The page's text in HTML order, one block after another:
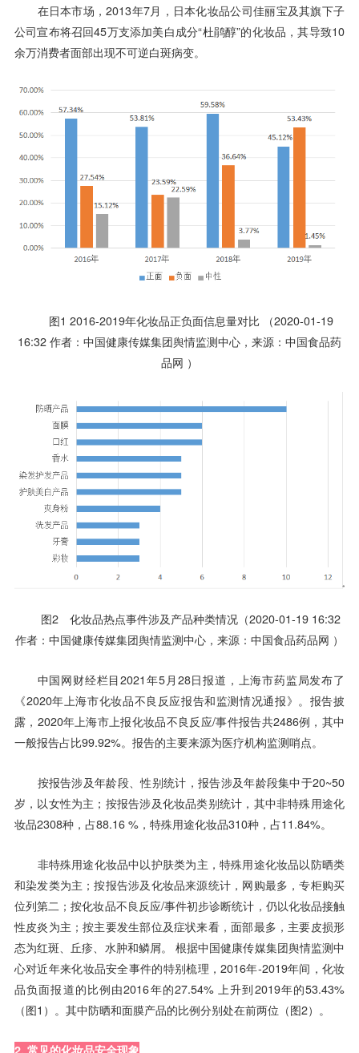
在日本市场，2013年7月，日本化妆品公司佳丽宝及其旗下子
公司宣布将召回45万支添加美白成分“杜鹃醇”的化妆品，其导致10
余万消费者面部出现不可逆白斑病变。
图1 2016-2019年化妆品正负面信息量对比 （2020-01-19
16:32 作者：中国健康传媒集团舆情监测中心，来源：中国食品药
品网 ）
图2 化妆品热点事件涉及产品种类情况（2020-01-19 16:32
作者：中国健康传媒集团舆情监测中心，来源：中国食品药品网 ）
中国网财经栏目2021年5月28日报道，上海市药监局发布了
《2020年上海市化妆品不良反应报告和监测情况通报》。报告披
露，2020年上海市上报化妆品不良反应/事件报告共2486例，其中
一般报告占比99.92%。报告的主要来源为医疗机构监测哨点。
按报告涉及年龄段、性别统计，报告涉及年龄段集中于20~50
岁，以女性为主；按报告涉及化妆品类别统计，其中非特殊用途化
妆品2308种，占88.16 %，特殊用途化妆品310种，占11.84%。
非特殊用途化妆品中以护肤类为主，特殊用途化妆品以防晒类
和染发类为主；按报告涉及化妆品来源统计，网购最多，专柜购买
位列第二；按化妆品不良反应/事件初步诊断统计，仍以化妆品接触
性皮炎为主；按主要发生部位及症状来看，面部最多，主要皮损形
态为红斑、丘疹、水肿和鳞屑。 根据中国健康传媒集团舆情监测中
心对近年来化妆品安全事件的特别梳理，2016年-2019年间，化妆
品负面报道的比例由2016年的27.54% 上升到2019年的53.43%
（图1）。其中防晒和面膜产品的比例分别处在前两位（图2）。
2. 常见的化妆品安全现象